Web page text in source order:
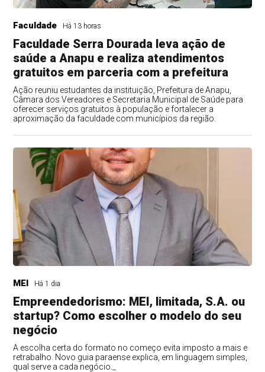
Faculdade Há 13 horas
Faculdade Serra Dourada leva ação de
saúde a Anapu e realiza atendimentos
gratuitos em parceria com a prefeitura
Ação reuniu estudantes da instituição, Prefeitura de Anapu,
Câmara dos Vereadores e Secretaria Municipal de Saúde para
oferecer serviços gratuitos à população e fortalecer a
aproximação da faculdade com municípios da região.
MEI Há 1 dia
Empreendedorismo: MEI, limitada, S.A. ou
startup? Como escolher o modelo do seu
negócio
A escolha certa do formato no começo evita imposto a mais e
retrabalho. Novo guia paraense explica, em linguagem simples,
qual serve a cada negócio._